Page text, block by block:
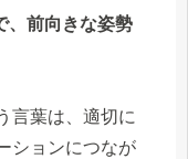
、前向きな姿勢
言葉は、適切に
ションにつなが